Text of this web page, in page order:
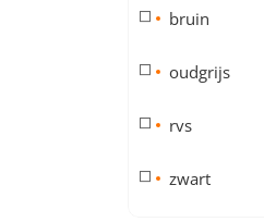
bruin
oudgrijs
rvs
zwart